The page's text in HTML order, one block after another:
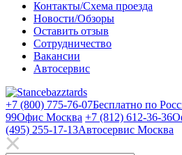
Контакты/Схема проезда
Новости/Обзоры
Оставить отзыв
Сотрудничество
Вакансии
Автосервис
+7 (800) 775-76-07Бесплатно по
99Офис Москва +7 (812) 612-36-36
(495) 255-17-13Автосервис Москва